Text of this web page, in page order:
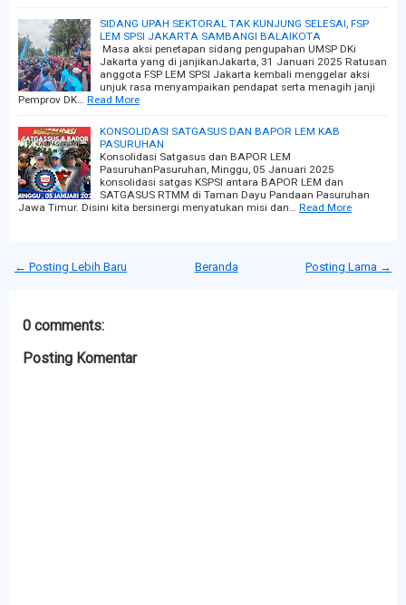
SIDANG UPAH SEKTORAL TAK KUNJUNG SELESAI, FSP
LEM SPSI JAKARTA SAMBANGI BALAIKOTA
Masa aksi penetapan sidang pengupahan UMSP DKi
Jakarta yang di janjikanJakarta, 31 Januari 2025 Ratusan
anggota FSP LEM SPSI Jakarta kembali menggelar aksi
unjuk rasa menyampaikan pendapat serta menagih janji
Pemprov DK… Read More
KONSOLIDASI SATGASUS DAN BAPOR LEM KAB
PASURUHAN
Konsolidasi Satgasus dan BAPOR LEM
PasuruhanPasuruhan, Minggu, 05 Januari 2025
konsolidasi satgas KSPSI antara BAPOR LEM dan
SATGASUS RTMM di Taman Dayu Pandaan Pasuruhan
Jawa Timur. Disini kita bersinergi menyatukan misi dan… Read More
← Posting Lebih Baru Posting Lama →
Beranda
0 comments:
Posting Komentar